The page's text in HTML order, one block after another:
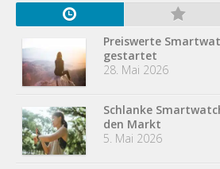
Preiswerte
gestartet
28. Mai 2026
Schlanke
den Markt
5. Mai 2026